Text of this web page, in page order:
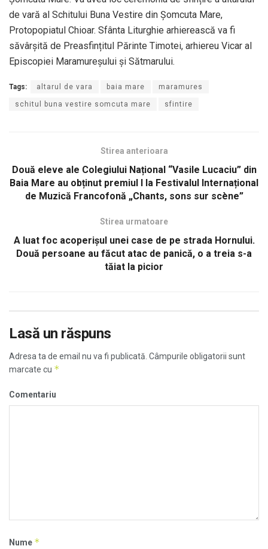
de vară al Schitului Buna Vestire din Șomcuta Mare,
Protopopiatul Chioar. Sfânta Liturghie arhierească va fi
săvârşită de Preasfințitul Părinte Timotei, arhiereu Vicar al
Episcopiei Maramureşului şi Sătmarului.
Tags: altarul de vara baia mare maramures
schitul buna vestire somcuta mare sfintire
Stirea anterioara
Două eleve ale Colegiului Național “Vasile Lucaciu” din
Baia Mare au obținut premiul I la Festivalul Internațional
de Muzică Francofonă „Chants, sons sur scène”
Stirea urmatoare
A luat foc acoperișul unei case de pe strada Hornului.
Două persoane au făcut atac de panică, o a treia s-a
tăiat la picior
Lasă un răspuns
Adresa ta de email nu va fi publicată. Câmpurile obligatorii sunt
marcate cu *
Comentariu
Nume *